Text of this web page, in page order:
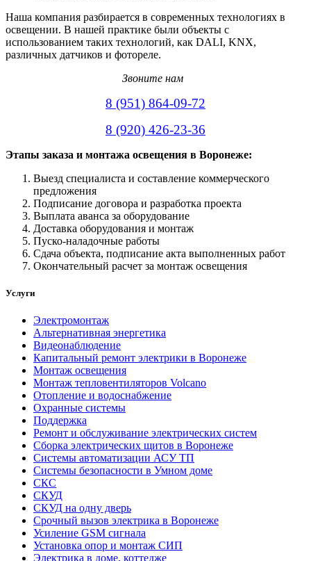
Наша компания разбирается в современных технологиях в
освещении. В нашей практике были объекты с
использованием таких технологий, как DALI, KNX,
различных датчиков и фотореле.
Звоните нам
8 (951) 864-09-72
8 (920) 426-23-36
Этапы заказа и монтажа освещения в Воронеже:
Выезд специалиста и составление коммерческого
предложения
Подписание договора и разработка проекта
Выплата аванса за оборудование
Доставка оборудования и монтаж
Пуско-наладочные работы
Сдача объекта, подписание акта выполненных работ
Окончательный расчет за монтаж освещения
Услуги
Электромонтаж
Альтернативная энергетика
Видеонаблюдение
Капитальный ремонт электрики в Воронеже
Монтаж освещения
Монтаж тепловентиляторов Volcano
Отопление и водоснабжение
Охранные системы
Поддержка
Ремонт и обслуживание электрических систем
Сборка электрических щитов в Воронеже
Системы автоматизации АСУ ТП
Системы безопасности в Умном доме
СКС
СКУД
СКУД на одну дверь
Срочный вызов электрика в Воронеже
Усиление GSM сигнала
Установка опор и монтаж СИП
Электрика в доме, коттедже